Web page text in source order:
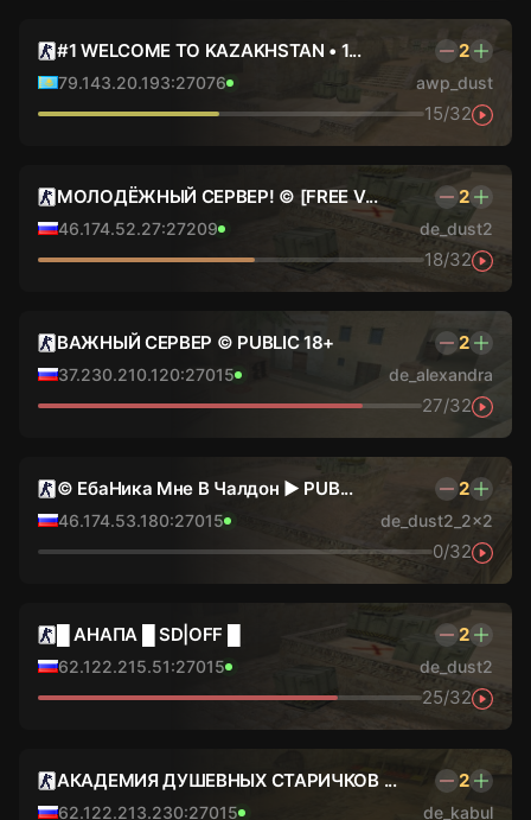
#1 WELCOME TO KAZAKHSTAN • 1... 2
79.143.20.193:27076 awp_dust
15/32
МОЛОДЁЖНЫЙ СЕРВЕР! © [FREE V... 2
46.174.52.27:27209 de_dust2
18/32
ВАЖНЫЙ СЕРВЕР © PUBLIC 18+ 2
37.230.210.120:27015 de_alexandra
27/32
© ЕбаНика Мне В Чалдон ► PUB... 2
46.174.53.180:27015 de_dust2_2x2
0/32
█ АНАПА █ SD|OFF █ 2
62.122.215.51:27015 de_dust2
25/32
АКАДЕМИЯ ДУШЕВНЫХ СТАРИЧКОВ ... 2
62.122.213.230:27015 de_kabul